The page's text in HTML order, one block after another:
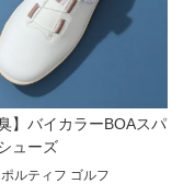
】バイカラーBOAスパ
ューズ
ルティフ ゴルフ